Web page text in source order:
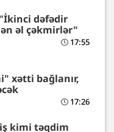
dəfədir
əl çəkmirlər"
17:55
xətti bağlanır,
17:26
kimi təqdim